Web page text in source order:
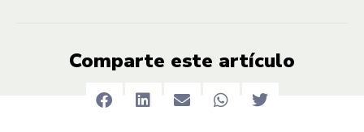
Comparte este artículo